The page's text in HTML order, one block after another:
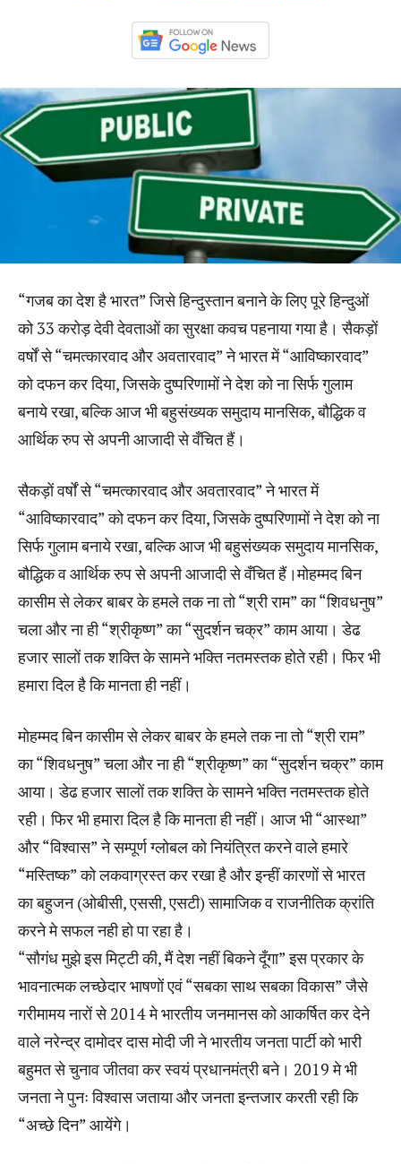
“गजब का देश है भारत” जिसे हिन्दुस्तान बनाने के लिए पूरे हिन्दुओं
को 33 करोड़ देवी देवताओं का सुरक्षा कवच पहनाया गया है। सैकड़ों
वर्षों से “चमत्कारवाद और अवतारवाद” ने भारत में “आविष्कारवाद”
को दफन कर दिया, जिसके दुष्परिणामों ने देश को ना सिर्फ गुलाम
बनाये रखा, बल्कि आज भी बहुसंख्यक समुदाय मानसिक, बौद्धिक व
आर्थिक रुप से अपनी आजादी से वँचित हैं।
सैकड़ों वर्षों से “चमत्कारवाद और अवतारवाद” ने भारत में
“आविष्कारवाद” को दफन कर दिया, जिसके दुष्परिणामों ने देश को ना
सिर्फ गुलाम बनाये रखा, बल्कि आज भी बहुसंख्यक समुदाय मानसिक,
बौद्धिक व आर्थिक रुप से अपनी आजादी से वँचित हैं।मोहम्मद बिन
कासीम से लेकर बाबर के हमले तक ना तो “श्री राम” का “शिवधनुष”
चला और ना ही “श्रीकृष्ण” का “सुदर्शन चक्र” काम आया। डेढ
हजार सालों तक शक्ति के सामने भक्ति नतमस्तक होते रही। फिर भी
हमारा दिल है कि मानता ही नहीं।
मोहम्मद बिन कासीम से लेकर बाबर के हमले तक ना तो “श्री राम”
का “शिवधनुष” चला और ना ही “श्रीकृष्ण” का “सुदर्शन चक्र” काम
आया। डेढ हजार सालों तक शक्ति के सामने भक्ति नतमस्तक होते
रही। फिर भी हमारा दिल है कि मानता ही नहीं। आज भी “आस्था”
और “विश्वास” ने सम्पूर्ण ग्लोबल को नियंत्रित करने वाले हमारे
“मस्तिष्क” को लकवाग्रस्त कर रखा है और इन्हीं कारणों से भारत
का बहुजन (ओबीसी, एससी, एसटी) सामाजिक व राजनीतिक क्रांति
करने मे सफल नही हो पा रहा है।
“सौगंध मुझे इस मिट्टी की, मैं देश नहीं बिकने दूँगा” इस प्रकार के
भावनात्मक लच्छेदार भाषणों एवं “सबका साथ सबका विकास” जैसे
गरीमामय नारों से 2014 मे भारतीय जनमानस को आकर्षित कर देने
वाले नरेन्द्र दामोदर दास मोदी जी ने भारतीय जनता पार्टी को भारी
बहुमत से चुनाव जीतवा कर स्वयं प्रधानमंत्री बने। 2019 मे भी
जनता ने पुनः विश्वास जताया और जनता इन्तजार करती रही कि
“अच्छे दिन” आयेंगे।